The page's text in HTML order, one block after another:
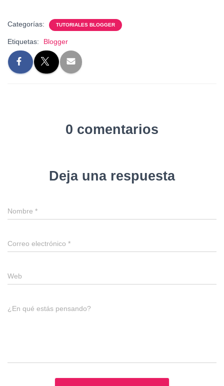
Categorías: TUTORIALES BLOGGER
Etiquetas: Blogger
0 comentarios
Deja una respuesta
Nombre *
Correo electrónico *
Web
¿En qué estás pensando?